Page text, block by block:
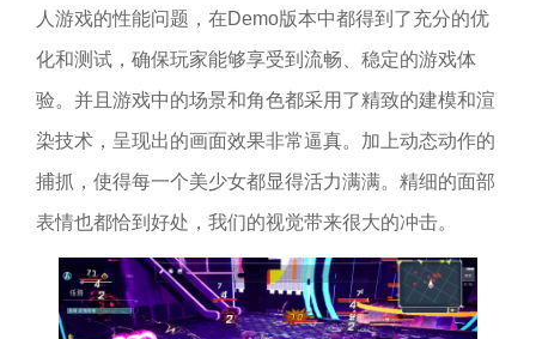
人游戏的性能问题，在Demo版本中都得到了充分的优
化和测试，确保玩家能够享受到流畅、稳定的游戏体
验。并且游戏中的场景和角色都采用了精致的建模和渲
染技术，呈现出的画面效果非常逼真。加上动态动作的
捕抓，使得每一个美少女都显得活力满满。精细的面部
表情也都恰到好处，我们的视觉带来很大的冲击。